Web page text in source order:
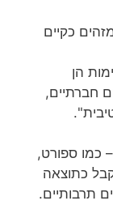
כקיים
הן
חברתיים,
כמו ספורט,
כתוצאה
תרבותיים.